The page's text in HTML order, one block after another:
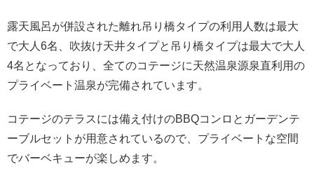
露天風呂が併設された離れ吊り橋タイプの利用人数は最大
で大人6名、吹抜け天井タイプと吊り橋タイプは最大で大人
4名となっており、全てのコテージに天然温泉源泉直利用の
プライベート温泉が完備されています。
コテージのテラスには備え付けのBBQコンロとガーデンテ
ーブルセットが用意されているので、プライベートな空間
でバーベキューが楽しめます。